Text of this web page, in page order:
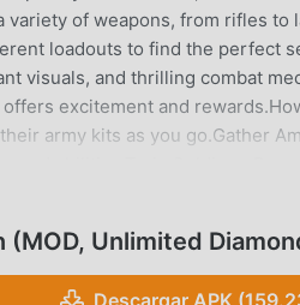
variety of weapons, from rifles
loadouts to find the perfect
visuals, and thrilling combat
excitement and
army kits as you go.Gather
for tougher battles.Expand Your
fan of casual games, strategic
strategy, and intensity. Take
Unlimited
Descargar APK